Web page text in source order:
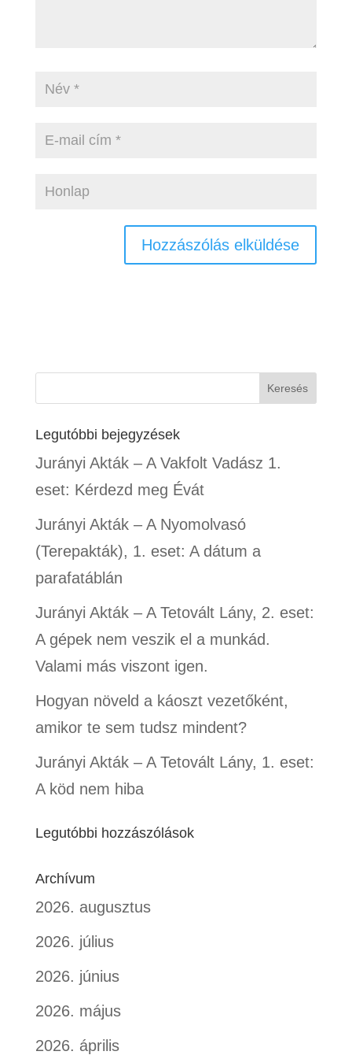
Legutóbbi bejegyzések
Jurányi Akták – A Vakfolt Vadász 1.
eset: Kérdezd meg Évát
Jurányi Akták – A Nyomolvasó
(Terepakták), 1. eset: A dátum a
parafatáblán
Jurányi Akták – A Tetovált Lány, 2. eset:
A gépek nem veszik el a munkád.
Valami más viszont igen.
Hogyan növeld a káoszt vezetőként,
amikor te sem tudsz mindent?
Jurányi Akták – A Tetovált Lány, 1. eset:
A köd nem hiba
Legutóbbi hozzászólások
Archívum
2026. augusztus
2026. július
2026. június
2026. május
2026. április